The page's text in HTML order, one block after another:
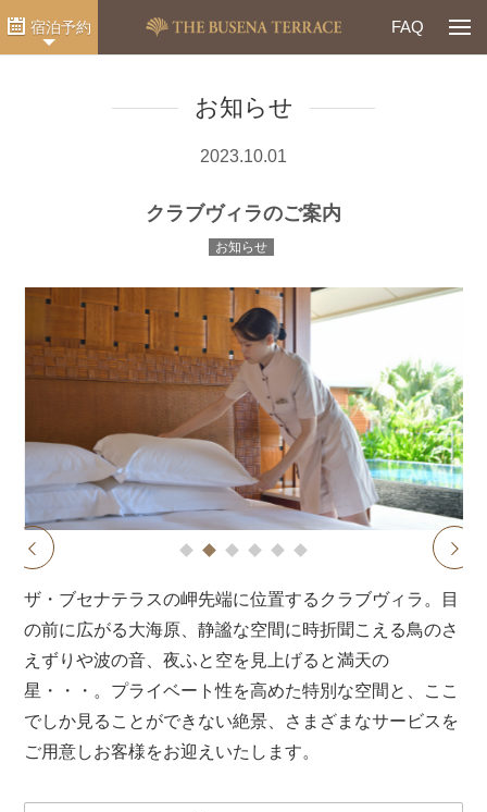
FAQ
お知らせ
2023.10.01
クラブヴィラのご案内
お知らせ
prev next
ザ・ブセナテラスの岬先端に位置するクラブヴィラ。目
の前に広がる大海原、静謐な空間に時折聞こえる鳥のさ
えずりや波の音、夜ふと空を見上げると満天の
星・・・。プライベート性を高めた特別な空間と、ここ
でしか見ることができない絶景、さまざまなサービスを
ご用意しお客様をお迎えいたします。
宿泊予約